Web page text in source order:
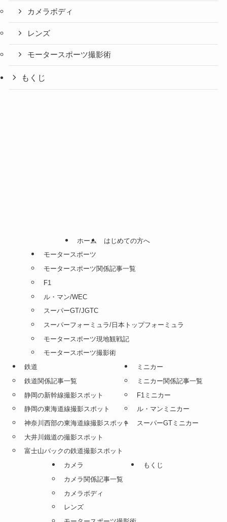
カメラボディ
レンズ
モータースポーツ撮影術
もくじ
ホーム
はじめての方へ
モータースポーツ
モータースポーツ関係記事一覧
F1
ル・マン/WEC
スーパーGT/JGTC
スーパーフォーミュラ/日本トップフォーミュラ
モータースポーツ現地観戦記
モータースポーツ撮影術
鉄道
鉄道関係記事一覧
静岡の新幹線撮影スポット
静岡の東海道線撮影スポット
神奈川西部の東海道線撮影スポット
大井川鐵道の撮影スポット
富士山バックの鉄道撮影スポット
ミニカー
ミニカー関係記事一覧
F1ミニカー
ル・マンミニカー
スーパーGTミニカー
カメラ
カメラ関係記事一覧
カメラボディ
レンズ
もくじ